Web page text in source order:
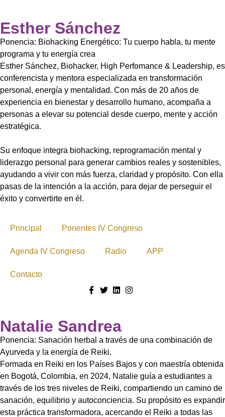
Esther Sánchez
Ponencia: Biohacking Energético: Tu cuerpo habla, tu mente
programa y tu energía crea
Esther Sánchez, Biohacker, High Perfomance & Leadership, es
conferencista y mentora especializada en transformación
personal, energía y mentalidad. Con más de 20 años de
experiencia en bienestar y desarrollo humano, acompaña a
personas a elevar su potencial desde cuerpo, mente y acción
estratégica.
Su enfoque integra biohacking, reprogramación mental y
liderazgo personal para generar cambios reales y sostenibles,
ayudando a vivir con más fuerza, claridad y propósito. Con ella
pasas de la intención a la acción, para dejar de perseguir el
éxito y convertirte en él.
Principal Ponentes IV Congreso
Agenda IV Congreso Radio APP
Contacto
Natalie Sandrea
Ponencia: Sanación herbal a través de una combinación de
Ayurveda y la energía de Reiki.
Formada en Reiki en los Países Bajos y con maestría obtenida
en Bogotá, Colombia, en 2024, Natalie guía a estudiantes a
través de los tres niveles de Reiki, compartiendo un camino de
sanación, equilibrio y autoconciencia. Su propósito es expandir
esta práctica transformadora, acercando el Reiki a todas las